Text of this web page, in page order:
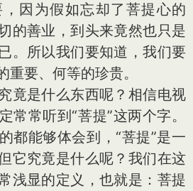
因为假如忘却了菩提心的
的善业，到头来竟然也只是
。所以我们要知道，我们要
重要、何等的珍贵。
是什么东西呢？相信电视
常常听到“菩提”这两个字。
都能够体会到，“菩提”是一
它究竟是什么呢？我们在这
浅显的定义，也就是：菩提